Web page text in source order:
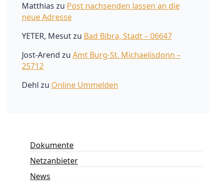
Matthias zu Post nachsenden lassen an die
neue Adresse
YETER, Mesutzu Bad Bibra, Stadt – 06647
Jost-Arend zu Amt Burg-St. Michaelisdonn –
25712
Dehl zu Online Ummelden
Dokumente
Netzanbieter
News